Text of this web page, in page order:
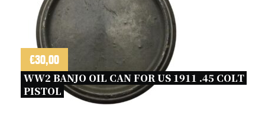
€30,00
WW2 BANJO OIL CAN FOR US 1911 .45 COLT
PISTOL